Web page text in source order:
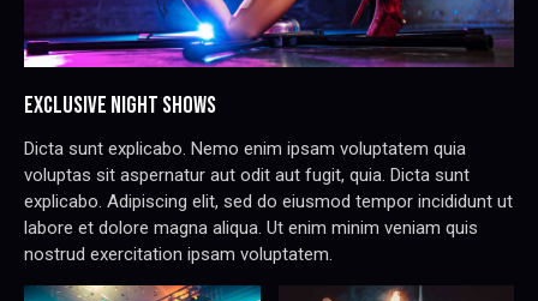
EXCLUSIVE NIGHT SHOWS
Dicta sunt explicabo. Nemo enim ipsam voluptatem quia
voluptas sit aspernatur aut odit aut fugit, quia. Dicta sunt
explicabo. Adipiscing elit, sed do eiusmod tempor incididunt ut
labore et dolore magna aliqua. Ut enim minim veniam quis
nostrud exercitation ipsam voluptatem.